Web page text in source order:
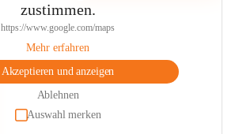
zustimmen.
https://www.google.com/maps
Mehr erfahren
Akzeptieren und anzeigen
Ablehnen
Auswahl merken